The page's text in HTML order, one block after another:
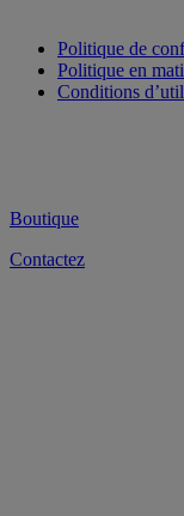
Politique de
Politique en
Conditions
Boutique
Contactez